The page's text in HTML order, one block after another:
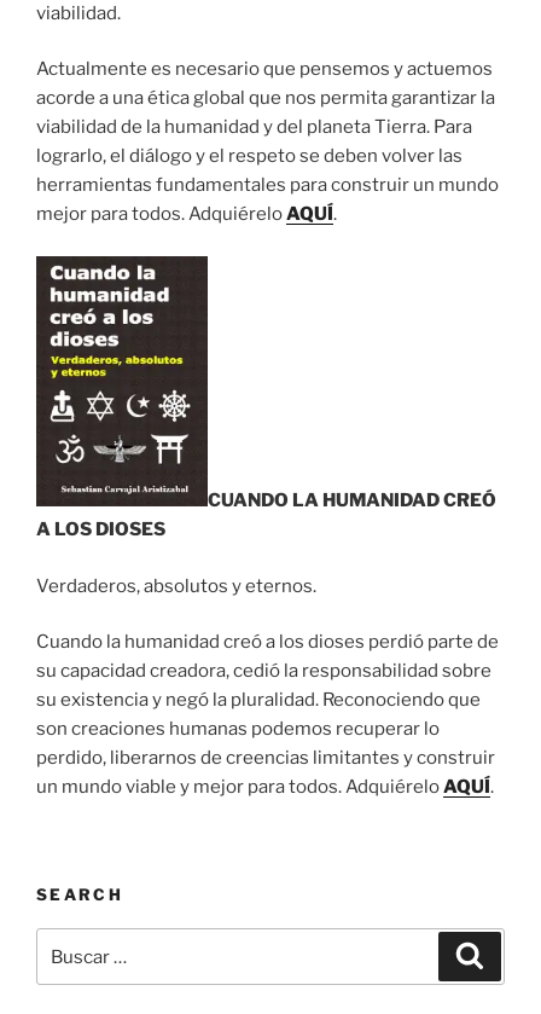
viabilidad.
Actualmente es necesario que pensemos y actuemos
acorde a una ética global que nos permita garantizar la
viabilidad de la humanidad y del planeta Tierra. Para
lograrlo, el diálogo y el respeto se deben volver las
herramientas fundamentales para construir un mundo
mejor para todos. AdquiéreloAQUÍ.
CUANDO LA HUMANIDAD CREÓ
A LOS DIOSES
Verdaderos, absolutos y eternos.
Cuando la humanidad creó a los dioses perdió parte de
su capacidad creadora, cedió la responsabilidad sobre
su existencia y negó la pluralidad. Reconociendo que
son creaciones humanas podemos recuperar lo
perdido, liberarnos de creencias limitantes y construir
un mundo viable y mejor para todos. AdquiéreloAQUÍ .
SEARCH
por: